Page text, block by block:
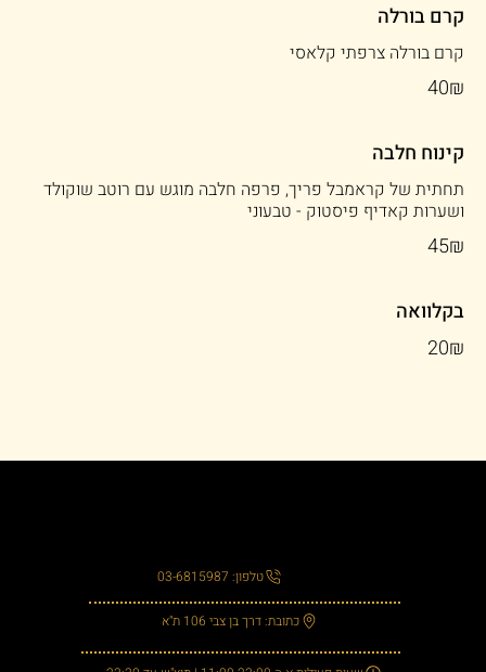
קרם בורלה
קרם בורלה צרפתי קלאסי
‏40 ‏₪
קינוח חלבה
תחתית של קראמבל פריך, פרפה חלבה מוגש עם רוטב שוקולד
ושערות קאדיף פיסטוק - טבעוני
‏45 ‏₪
בקלוואה
‏20 ‏₪
טלפון: 03-6815987
כתובת: דרך בן צבי 106 ת"א